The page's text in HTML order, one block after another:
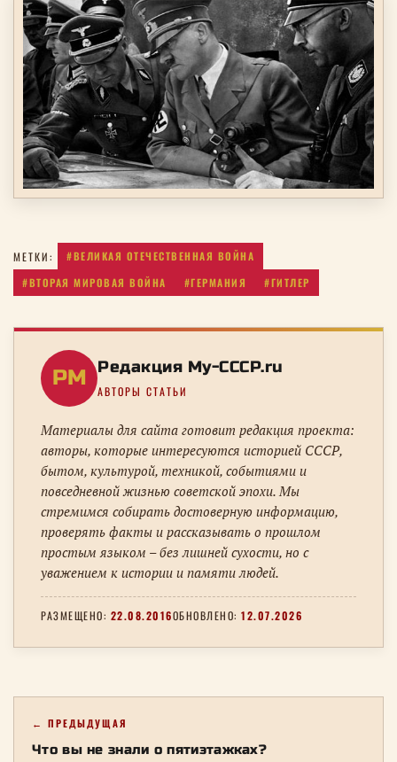
МЕТКИ:
#ВЕЛИКАЯ ОТЕЧЕСТВЕННАЯ ВОЙНА
#ВТОРАЯ МИРОВАЯ ВОЙНА
#ГЕРМАНИЯ #ГИТЛЕР
РM Редакция My-CCCP.ru
АВТОРЫ СТАТЬИ
Материалы для сайта готовит редакция проекта:
авторы, которые интересуются историей СССР,
бытом, культурой, техникой, событиями и
повседневной жизнью советской эпохи. Мы
стремимся собирать достоверную информацию,
проверять факты и рассказывать о прошлом
простым языком – без лишней сухости, но с
уважением к истории и памяти людей.
РАЗМЕЩЕНО: 22.08.2016ОБНОВЛЕНО: 12.07.2026
← ПРЕДЫДУЩАЯ
Что вы не знали о пятиэтажках?